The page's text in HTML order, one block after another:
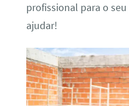
profissional para o
ajudar!